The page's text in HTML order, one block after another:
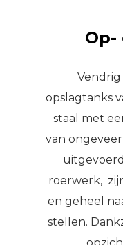
Op-
opslagtanks
staal met
van
roerwerk,
en geheel
stellen.